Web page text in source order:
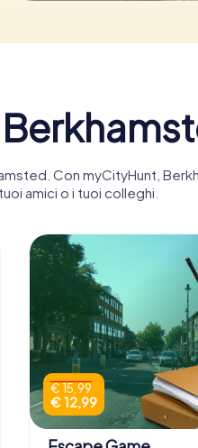
Con myCityHunt,
amici o i tuoi colleghi.
€ 15,99
€ 12,99